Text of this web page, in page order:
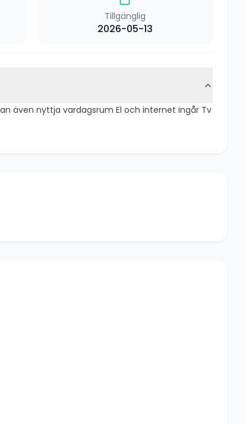
Tillgänglig
2026-05-13
även nyttja vardagsrum El och internet ingår Tv